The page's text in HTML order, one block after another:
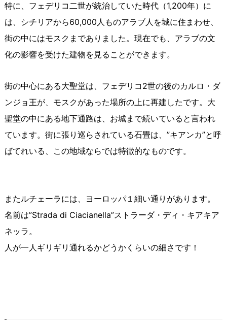
特に、フェデリコ二世が統治していた時代（1,200年）に
は、シチリアから60,000人ものアラブ人を城に住まわせ、
街の中にはモスクまでありました。現在でも、アラブの文
化の影響を受けた建物を見ることができます。
街の中心にある大聖堂は、フェデリコ2世の後のカルロ・ダ
ンジョ王が、モスクがあった場所の上に再建したです。大
聖堂の中にある地下通路は、お城まで続いていると言われ
ています。街に張り巡らされている石畳は、”キアンカ”と呼
ばてれいる、この地域ならでは特徴的なものです。
またルチェーラには、ヨーロッパ１細い通りがあります。
名前は”Strada di Ciacianella”ストラーダ・ディ・キアキア
ネッラ。
人が一人ギリギリ通れるかどうかくらいの細さです！